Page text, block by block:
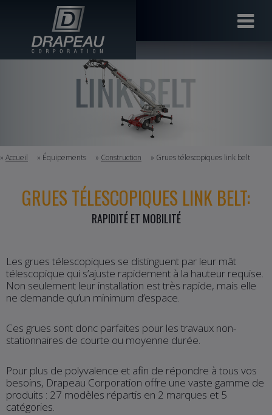
» Accueil » Équipements » Construction » Grues télescopiques link belt
GRUES TÉLESCOPIQUES LINK BELT:
RAPIDITÉ ET MOBILITÉ
Les grues télescopiques se distinguent par leur mât
télescopique qui s’ajuste rapidement à la hauteur requise.
Non seulement leur installation est très rapide, mais elle
ne demande qu’un minimum d’espace.
Ces grues sont donc parfaites pour les travaux non-
stationnaires de courte ou moyenne durée.
Pour plus de polyvalence et afin de répondre à tous vos
besoins, Drapeau Corporation offre une vaste gamme de
produits : 27 modèles répartis en 2 marques et 5
catégories.